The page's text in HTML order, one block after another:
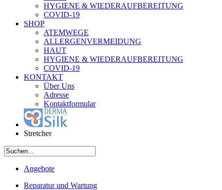
HYGIENE & WIEDERAUFBEREITUNG
COVID-19
SHOP
ATEMWEGE
ALLERGENVERMEIDUNG
HAUT
HYGIENE & WIEDERAUFBEREITUNG
COVID-19
KONTAKT
Über Uns
Adresse
Kontaktformular
Stretcher
Angebote
Reparatur und Wartung